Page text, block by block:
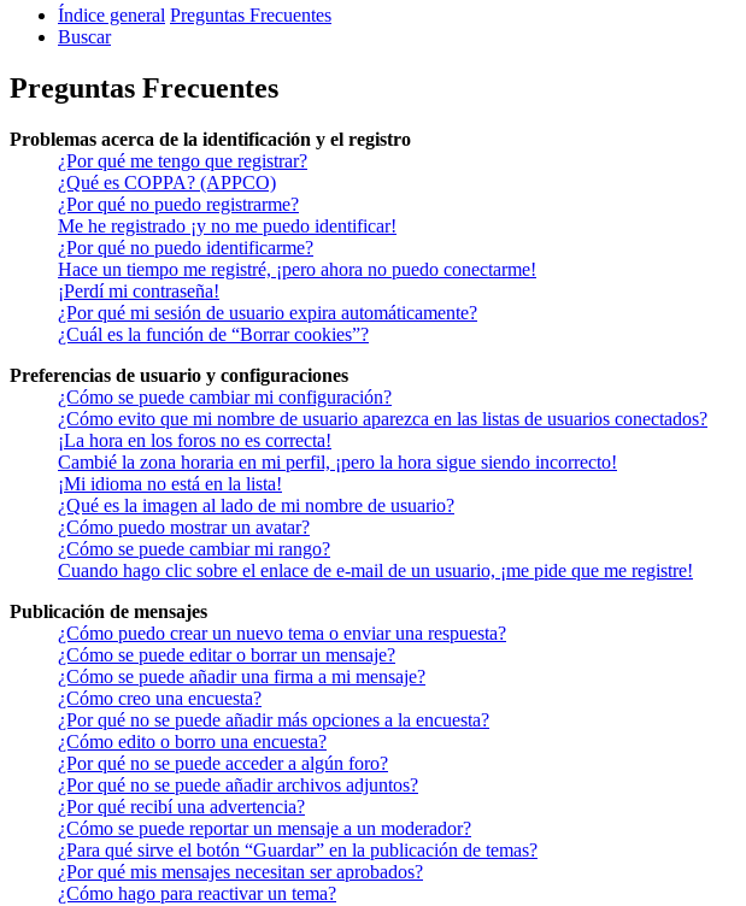
Índice general Preguntas Frecuentes
Buscar
Preguntas Frecuentes
Problemas acerca de la identificación y el registro
¿Por qué me tengo que registrar?
¿Qué es COPPA? (APPCO)
¿Por qué no puedo registrarme?
Me he registrado ¡y no me puedo identificar!
¿Por qué no puedo identificarme?
Hace un tiempo me registré, ¡pero ahora no puedo conectarme!
¡Perdí mi contraseña!
¿Por qué mi sesión de usuario expira automáticamente?
¿Cuál es la función de “Borrar cookies”?
Preferencias de usuario y configuraciones
¿Cómo se puede cambiar mi configuración?
¿Cómo evito que mi nombre de usuario aparezca en las listas de usuarios conectados?
¡La hora en los foros no es correcta!
Cambié la zona horaria en mi perfil, ¡pero la hora sigue siendo incorrecto!
¡Mi idioma no está en la lista!
¿Qué es la imagen al lado de mi nombre de usuario?
¿Cómo puedo mostrar un avatar?
¿Cómo se puede cambiar mi rango?
Cuando hago clic sobre el enlace de e-mail de un usuario, ¡me pide que me registre!
Publicación de mensajes
¿Cómo puedo crear un nuevo tema o enviar una respuesta?
¿Cómo se puede editar o borrar un mensaje?
¿Cómo se puede añadir una firma a mi mensaje?
¿Cómo creo una encuesta?
¿Por qué no se puede añadir más opciones a la encuesta?
¿Cómo edito o borro una encuesta?
¿Por qué no se puede acceder a algún foro?
¿Por qué no se puede añadir archivos adjuntos?
¿Por qué recibí una advertencia?
¿Cómo se puede reportar un mensaje a un moderador?
¿Para qué sirve el botón “Guardar” en la publicación de temas?
¿Por qué mis mensajes necesitan ser aprobados?
¿Cómo hago para reactivar un tema?